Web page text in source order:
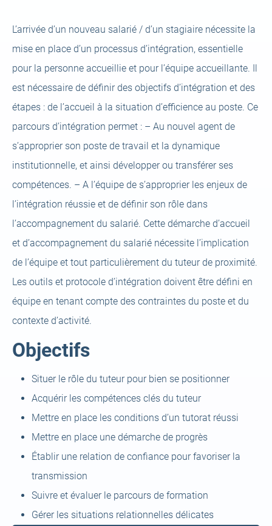
L’arrivée d’un nouveau salarié / d’un stagiaire nécessite la
mise en place d’un processus d’intégration, essentielle
pour la personne accueillie et pour l’équipe accueillante. Il
est nécessaire de définir des objectifs d’intégration et des
étapes : de l’accueil à la situation d’efficience au poste. Ce
parcours d’intégration permet : – Au nouvel agent de
s’approprier son poste de travail et la dynamique
institutionnelle, et ainsi développer ou transférer ses
compétences. – A l’équipe de s’approprier les enjeux de
l’intégration réussie et de définir son rôle dans
l’accompagnement du salarié. Cette démarche d’accueil
et d’accompagnement du salarié nécessite l’implication
de l’équipe et tout particulièrement du tuteur de proximité.
Les outils et protocole d’intégration doivent être défini en
équipe en tenant compte des contraintes du poste et du
contexte d’activité.
Objectifs
Situer le rôle du tuteur pour bien se positionner
Acquérir les compétences clés du tuteur
Mettre en place les conditions d’un tutorat réussi
Mettre en place une démarche de progrès
Établir une relation de confiance pour favoriser la
transmission
Suivre et évaluer le parcours de formation
Gérer les situations relationnelles délicates